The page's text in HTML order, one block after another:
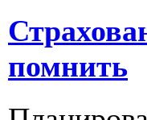
помнить